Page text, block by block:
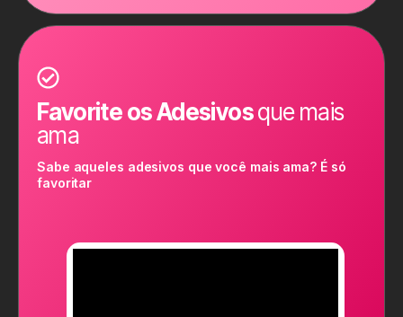
Favorite os Adesivosque mais
ama
Sabe aqueles adesivos que você mais ama? É só
favoritar